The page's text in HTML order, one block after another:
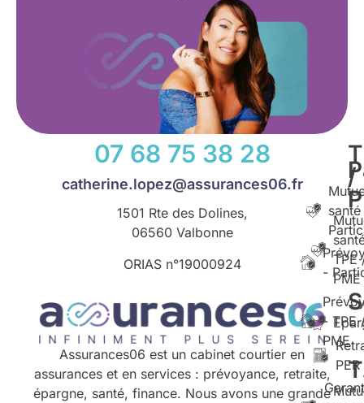
07 68 75 38 28
catherine.lopez@assurances06.fr
1501 Rte des Dolines,
06560 Valbonne
ORIAS n°19000924
Assurances06 est un cabinet courtier en
assurances et en services : prévoyance, retraite,
épargne, santé, finance. Nous avons une grande
/
TPE
PME
- TPE
PME
-
PER